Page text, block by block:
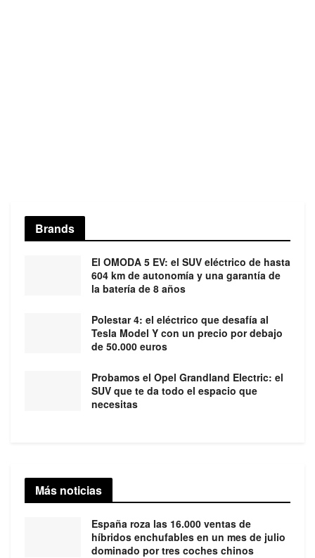
Brands
El OMODA 5 EV: el SUV eléctrico de hasta
604 km de autonomía y una garantía de
la batería de 8 años
Polestar 4: el eléctrico que desafía al
Tesla Model Y con un precio por debajo
de 50.000 euros
Probamos el Opel Grandland Electric: el
SUV que te da todo el espacio que
necesitas
Más noticias
España roza las 16.000 ventas de
híbridos enchufables en un mes de julio
dominado por tres coches chinos